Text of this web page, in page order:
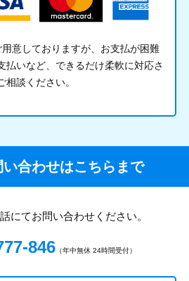
意しておりますが、お支払が困難
払いなど、できるだけ柔軟に対応さ
談ください。
合わせはこちらまで
にてお問い合わせください。
846（年中無休 24時間受付）